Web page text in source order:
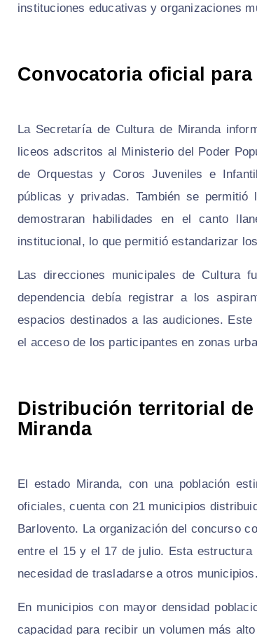
instituciones educativas y organizaciones
Convocatoria oficial
La Secretaría de Cultura de Miranda
liceos adscritos al Ministerio del Poder
de Orquestas y Coros Juveniles e
públicas y privadas. También se
demostraran habilidades en el canto
institucional, lo que permitió estandarizar
Las direcciones municipales de Cultura
dependencia debía registrar a los
espacios destinados a las audiciones.
el acceso de los participantes en zonas
Distribución territorial
Miranda
El estado Miranda, con una población
oficiales, cuenta con 21 municipios
Barlovento. La organización del concurso
entre el 15 y el 17 de julio. Esta
necesidad de trasladarse a otros municipios.
En municipios con mayor densidad
capacidad para recibir un volumen más